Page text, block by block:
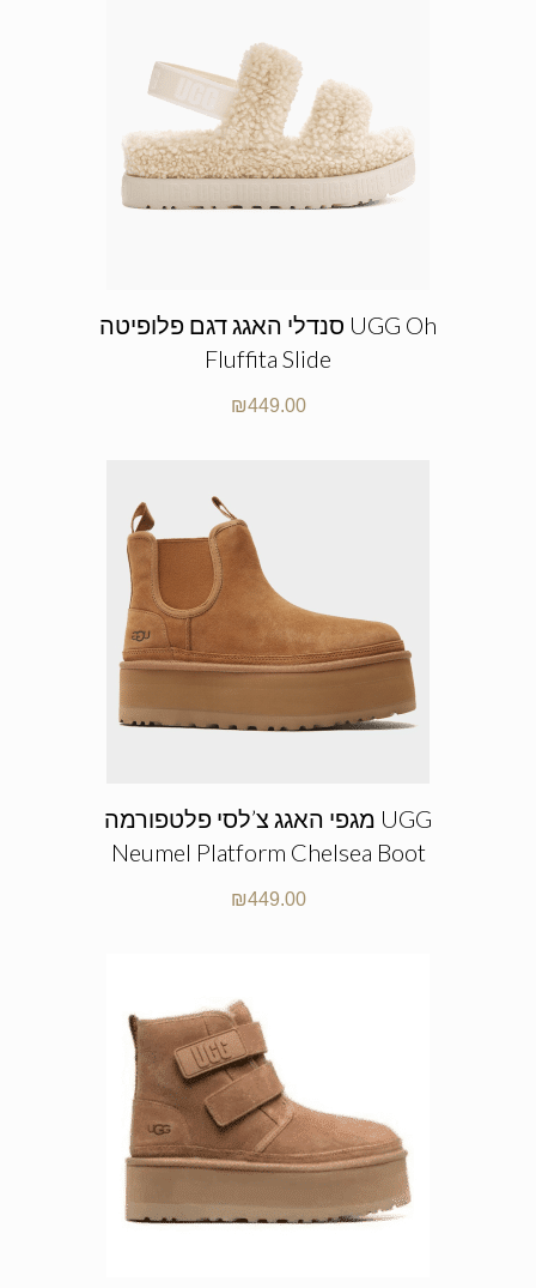
סנדלי האגג דגם פלופיטה UGG Oh
Fluffita Slide
₪449.00
מגפי האגג צ’לסי פלטפורמה UGG
Neumel Platform Chelsea Boot
₪449.00